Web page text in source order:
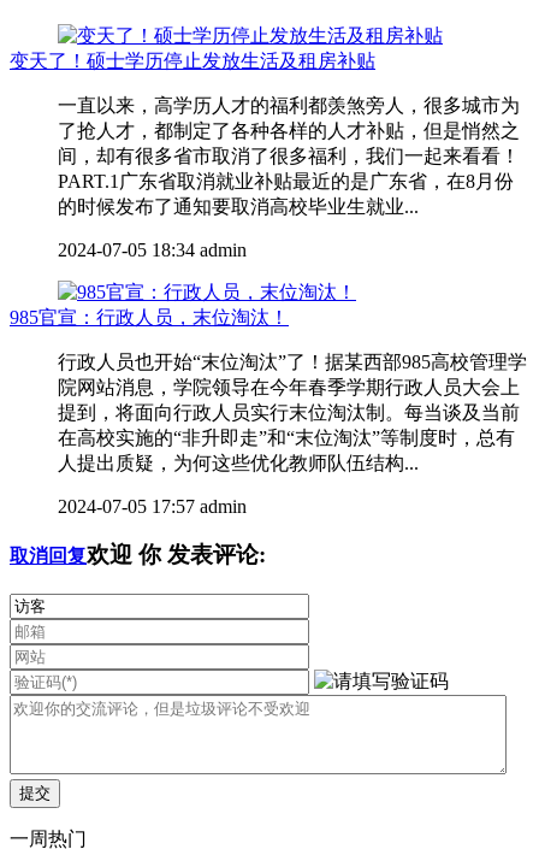
变天了！硕士学历停止发放生活及租房补贴
一直以来，高学历人才的福利都羡煞旁人，很多城市为
了抢人才，都制定了各种各样的人才补贴，但是悄然之
间，却有很多省市取消了很多福利，我们一起来看看！
PART.1广东省取消就业补贴最近的是广东省，在8月份
的时候发布了通知要取消高校毕业生就业...
2024-07-05 18:34 admin
985官宣：行政人员，末位淘汰！
行政人员也开始“末位淘汰”了！据某西部985高校管理学
院网站消息，学院领导在今年春季学期行政人员大会上
提到，将面向行政人员实行末位淘汰制。每当谈及当前
在高校实施的“非升即走”和“末位淘汰”等制度时，总有
人提出质疑，为何这些优化教师队伍结构...
2024-07-05 17:57 admin
取消回复欢迎 你发表评论:
一周热门